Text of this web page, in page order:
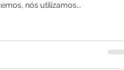
nós utilizamos...